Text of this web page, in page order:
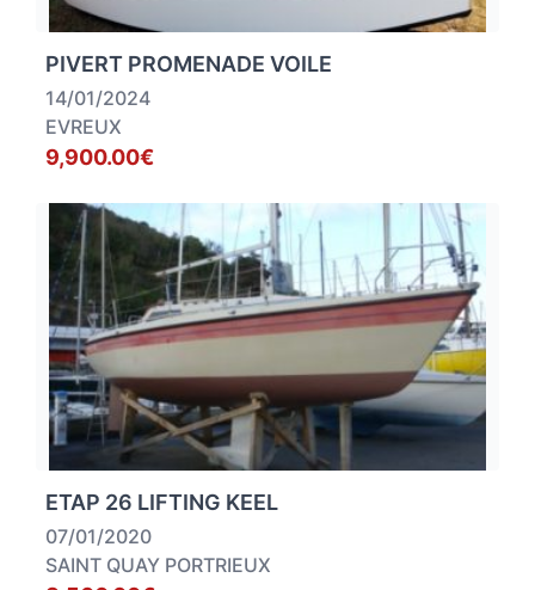
PIVERT PROMENADE VOILE
14/01/2024
EVREUX
9,900.00€
ETAP 26 LIFTING KEEL
07/01/2020
SAINT QUAY PORTRIEUX